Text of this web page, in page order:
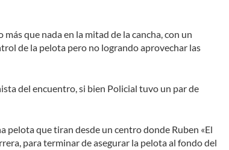
que nada en la mitad de la cancha, con un
de la pelota pero no logrando aprovechar las
del encuentro, si bien Policial tuvo un par de
pelota que tiran desde un centro donde Ruben «El
para terminar de asegurar la pelota al fondo del